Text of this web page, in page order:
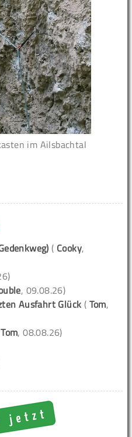
im Ailsbachtal
( Cooky,
, 09.08.26)
Ausfahrt Glück ( Tom,
Tom, 08.08.26)